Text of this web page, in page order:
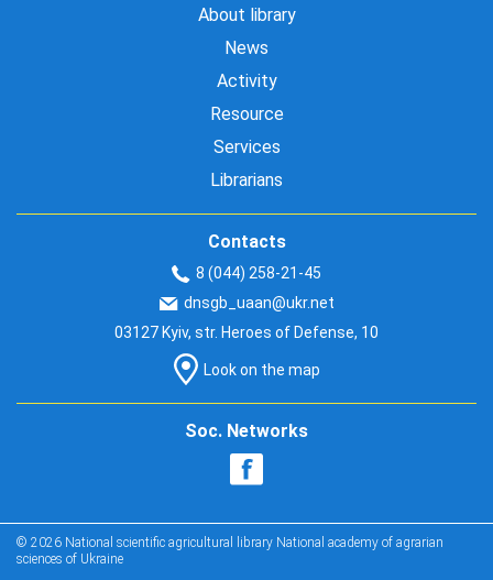
About library
News
Activity
Resource
Services
Librarians
Contacts
8 (044) 258-21-45
dnsgb_uaan@ukr.net
03127 Kyiv, str. Heroes of Defense, 10
Look on the map
Soc. Networks
© 2026 National scientific agricultural library National academy of agrarian
sciences of Ukraine